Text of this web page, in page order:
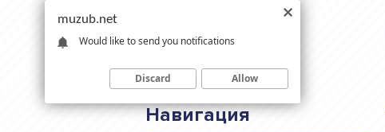
Навигация
muzub.net
Would like to send you notifications
Discard Allow